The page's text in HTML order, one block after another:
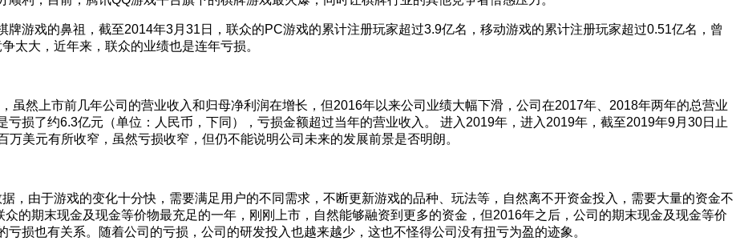
游戏的鼻祖，截至2014年3月31日，联众的PC游戏的累计注册玩家超过3.9亿名，移动游戏的累计注册玩家超过0.51亿名，曾
太大，近年来，联众的业绩也是连年亏损。
虽然上市前几年公司的营业收入和归母净利润在增长，但2016年以来公司业绩大幅下滑，公司在2017年、2018年两年的总营业
损了约6.3亿元（单位：人民币，下同），亏损金额超过当年的营业收入。
进入2019年，进入2019年，截至2019年9月30日止
美元有所收窄，虽然亏损收窄，但仍不能说明公司未来的发展前景是否明朗。
，由于游戏的变化十分快，需要满足用户的不同需求，不断更新游戏的品种、玩法等，自然离不开资金投入，需要大量的资金不
众的期末现金及现金等价物最充足的一年，刚刚上市，自然能够融资到更多的资金，但2016年之后，公司的期末现金及现金等价
损也有关系。随着公司的亏损，公司的研发投入也越来越少，这也不怪得公司没有扭亏为盈的迹象。